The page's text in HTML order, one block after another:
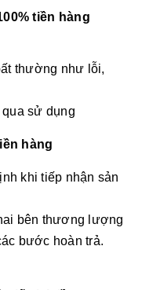
tiền hàng
thường như lỗi,
sử dụng
hàng
khi tiếp nhận sản
bên thương lượng
bước hoàn trả.